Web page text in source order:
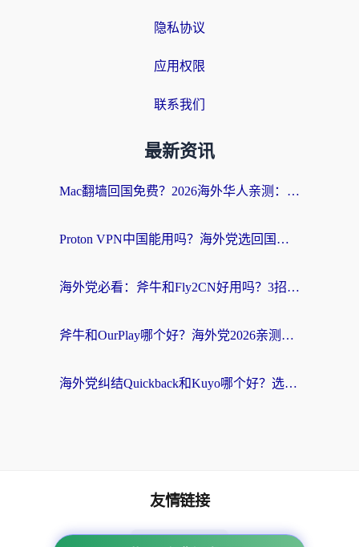
隐私协议
应用权限
联系我们
最新资讯
Mac翻墙回国免费？2026海外华人亲测：从CCTV5直播到国内APP，这样选加速器才靠谱
Proton VPN中国能用吗？海外党选回国加速器的避坑指南（附番茄加速器实测）
海外党必看：斧牛和Fly2CN好用吗？3招教你选对回国加速器（附免费试用攻略）
斧牛和OurPlay哪个好？海外党2026亲测：选对加速器，国内资源秒加载
海外党纠结Quickback和Kuyo哪个好？选对回国加速器才能无缝刷国内资源
友情链接
番茄加速器